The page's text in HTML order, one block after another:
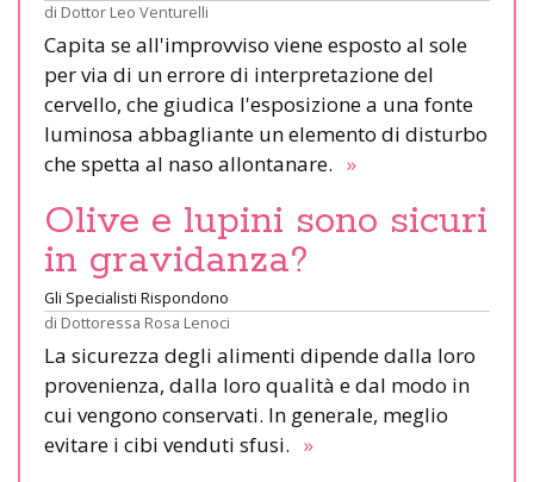
di Dottor Leo Venturelli
Capita se all'improvviso viene esposto al sole
per via di un errore di interpretazione del
cervello, che giudica l'esposizione a una fonte
luminosa abbagliante un elemento di disturbo
che spetta al naso allontanare. »
Olive e lupini sono sicuri
in gravidanza?
Gli Specialisti Rispondono
di Dottoressa Rosa Lenoci
La sicurezza degli alimenti dipende dalla loro
provenienza, dalla loro qualità e dal modo in
cui vengono conservati. In generale, meglio
evitare i cibi venduti sfusi. »